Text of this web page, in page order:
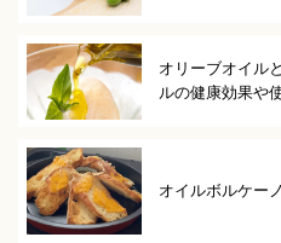
オリーブオイル
ルの健康効果や
オイルボルケー